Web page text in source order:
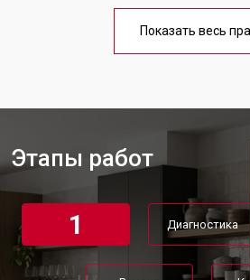
(мат.платы, мейн платы)Показать весь
Этапы работ
1 Диагностика